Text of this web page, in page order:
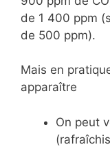
de 1 400 ppm
de 500 ppm).
Mais en
apparaître
On peut